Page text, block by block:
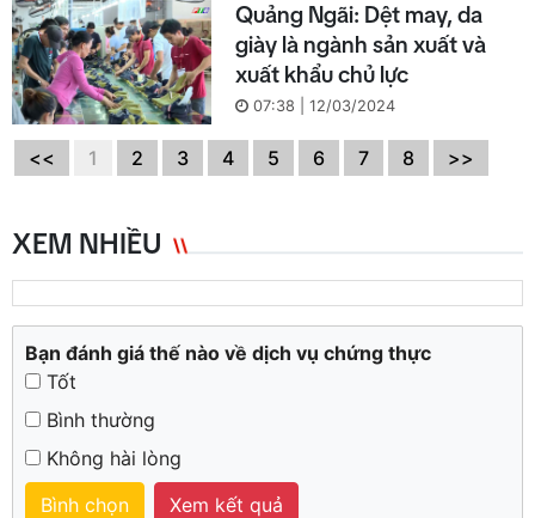
Quảng Ngãi: Dệt may, da
giày là ngành sản xuất và
xuất khẩu chủ lực
07:38 | 12/03/2024
<< 1 2 3 4 5 6 7 8 >>
XEM NHIỀU
Bạn đánh giá thế nào về dịch vụ chứng thực
Tốt
Bình thường
Không hài lòng
Bình chọn
Xem kết quả